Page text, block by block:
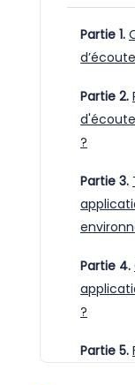
Partie 1.
Partie 2.
?
Partie 3.
Partie 4.
?
Partie 5.